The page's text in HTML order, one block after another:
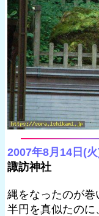
2007年8月14日(
諏訪神社
縄をなったのが
半円を真似たのに